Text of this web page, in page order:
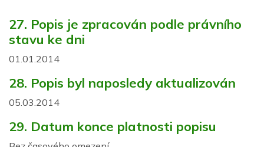
27. Popis je zpracován podle právního
stavu ke dni
01.01.2014
28. Popis byl naposledy aktualizován
05.03.2014
29. Datum konce platnosti popisu